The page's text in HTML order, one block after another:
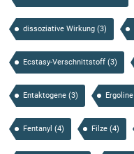
dissoziative Wirkung (3)
Ecstasy-Verschnittstoff (3)
Entaktogene (3) Ergoline
Fentanyl (4) Filze (4)